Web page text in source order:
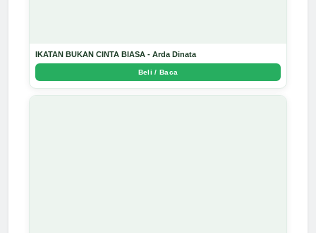
IKATAN BUKAN CINTA BIASA - Arda Dinata
Beli / Baca